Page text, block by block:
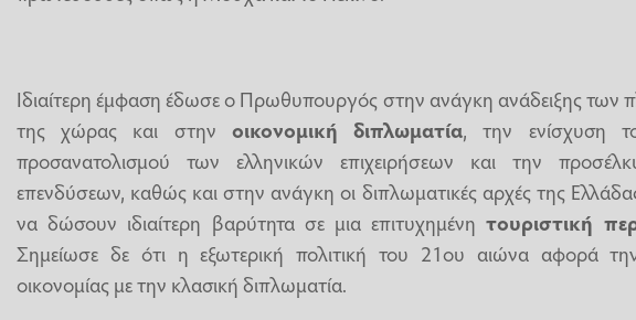
Ιδιαίτερη έμφαση έδωσε ο Πρωθυπουργός στην ανάγκη ανάδειξης των
της χώρας και στην οικονομική διπλωματία, την ενίσχυση
προσανατολισμού των ελληνικών επιχειρήσεων και την
επενδύσεων, καθώς και στην ανάγκη οι διπλωματικές αρχές της
να δώσουν ιδιαίτερη βαρύτητα σε μια επιτυχημένητουριστική
Σημείωσε δε ότι η εξωτερική πολιτική του 21ου αιώνα αφορά
οικονομίας με την κλασική διπλωματία.